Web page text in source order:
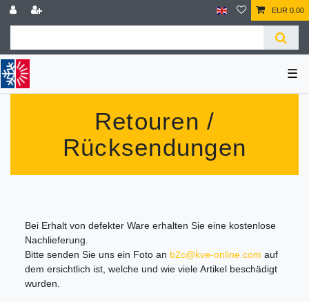
EUR 0.00
☰
Retouren /
Rücksendungen
Bei Erhalt von defekter Ware erhalten Sie eine kostenlose
Nachlieferung.
Bitte senden Sie uns ein Foto an b2c@kve-online.com auf
dem ersichtlich ist, welche und wie viele Artikel beschädigt
wurden.